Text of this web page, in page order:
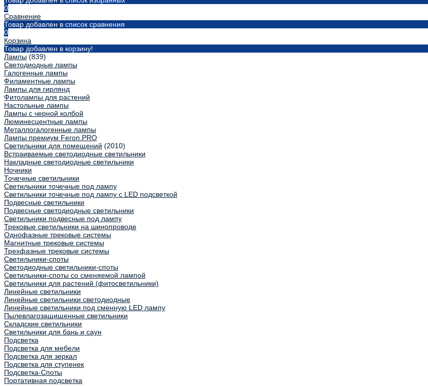
0
Сравнение
Товар добавлен в список сравнения
0
Корзина
Товар добавлен в корзину!
Лампы (839)
Светодиодные лампы
Галогенные лампы
Филаментные лампы
Лампы для гирлянд
Фитолампы для растений
Настольные лампы
Лампы с черной колбой
Люминесцентные лампы
Металлогалогенные лампы
Лампы премиум Feron.PRO
Светильники для помещений (2010)
Встраиваемые светодиодные светильники
Накладные светодиодные светильники
Ночники
Точечные светильники
Светильники точечные под лампу
Светильники точечные под лампу с LED подсветкой
Подвесные светильники
Подвесные светодиодные светильники
Светильники подвесные под лампу
Трековые светильники на шинопроводе
Однофазные трековые системы
Магнитные трековые системы
Трехфазные трековые системы
Светильники-споты
Светодиодные светильники-споты
Светильники-споты со сменяемой лампой
Светильники для растений (фитосветильники)
Линейные светильники
Линейные светильники светодиодные
Линейные светильники под сменную LED лампу
Пылевлагозащищенные светильники
Складские светильники
Светильники для бань и саун
Подсветка
Подсветка для мебели
Подсветка для зеркал
Подсветка для ступенек
Подсветка-Споты
Портативная подсветка